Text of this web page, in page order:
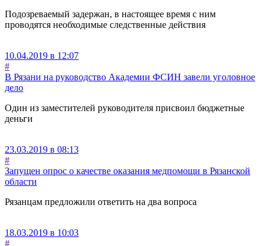
Подозреваемый задержан, в настоящее время с ним
проводятся необходимые следственные действия
10.04.2019 в 12:07
#
В Рязани на руководство Академии ФСИН завели уголовное
дело
Один из заместителей руководителя присвоил бюджетные
деньги
23.03.2019 в 08:13
#
Запущен опрос о качестве оказания медпомощи в Рязанской
области
Рязанцам предложили ответить на два вопроса
18.03.2019 в 10:03
#